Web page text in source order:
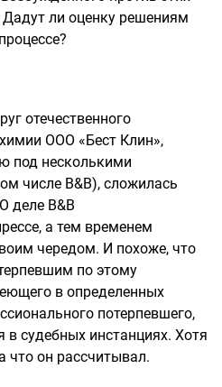
ли оценку решениям
отечественного
ООО «Бест Клин»,
под несколькими
числе B&B), сложилась
деле B&B
а тем временем
чередом. И похоже, что
по этому
в определенных
потерпевшего,
в судебных инстанциях. Хотя
что он рассчитывал.